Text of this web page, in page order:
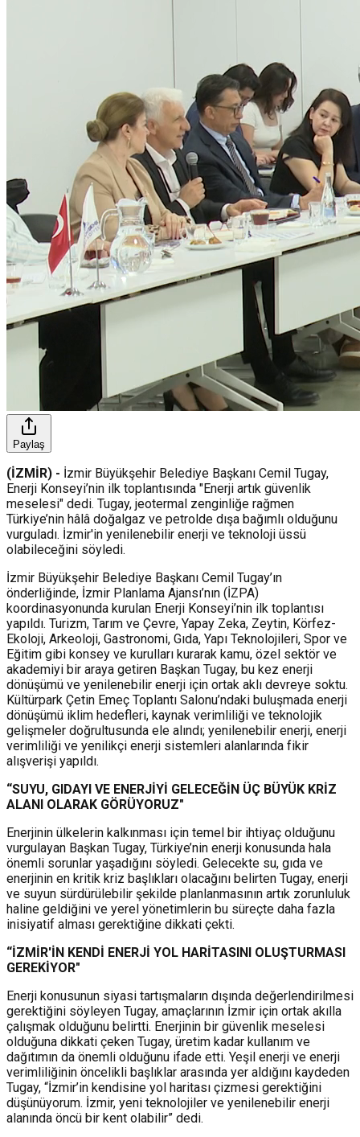
Paylaş
(İZMİR) - İzmir Büyükşehir Belediye Başkanı Cemil Tugay,
Enerji Konseyi’nin ilk toplantısında "Enerji artık güvenlik
meselesi" dedi. Tugay, jeotermal zenginliğe rağmen
Türkiye’nin hâlâ doğalgaz ve petrolde dışa bağımlı olduğunu
vurguladı. İzmir'in yenilenebilir enerji ve teknoloji üssü
olabileceğini söyledi.
İzmir Büyükşehir Belediye Başkanı Cemil Tugay’ın
önderliğinde, İzmir Planlama Ajansı’nın (İZPA)
koordinasyonunda kurulan Enerji Konseyi’nin ilk toplantısı
yapıldı. Turizm, Tarım ve Çevre, Yapay Zeka, Zeytin, Körfez-
Ekoloji, Arkeoloji, Gastronomi, Gıda, Yapı Teknolojileri, Spor ve
Eğitim gibi konsey ve kurulları kurarak kamu, özel sektör ve
akademiyi bir araya getiren Başkan Tugay, bu kez enerji
dönüşümü ve yenilenebilir enerji için ortak aklı devreye soktu.
Kültürpark Çetin Emeç Toplantı Salonu’ndaki buluşmada enerji
dönüşümü iklim hedefleri, kaynak verimliliği ve teknolojik
gelişmeler doğrultusunda ele alındı; yenilenebilir enerji, enerji
verimliliği ve yenilikçi enerji sistemleri alanlarında fikir
alışverişi yapıldı.
“SUYU, GIDAYI VE ENERJİYİ GELECEĞİN ÜÇ BÜYÜK KRİZ
ALANI OLARAK GÖRÜYORUZ"
Enerjinin ülkelerin kalkınması için temel bir ihtiyaç olduğunu
vurgulayan Başkan Tugay, Türkiye’nin enerji konusunda hala
önemli sorunlar yaşadığını söyledi. Gelecekte su, gıda ve
enerjinin en kritik kriz başlıkları olacağını belirten Tugay, enerji
ve suyun sürdürülebilir şekilde planlanmasının artık zorunluluk
haline geldiğini ve yerel yönetimlerin bu süreçte daha fazla
inisiyatif alması gerektiğine dikkati çekti.
“İZMİR'İN KENDİ ENERJİ YOL HARİTASINI OLUŞTURMASI
GEREKİYOR"
Enerji konusunun siyasi tartışmaların dışında değerlendirilmesi
gerektiğini söyleyen Tugay, amaçlarının İzmir için ortak akılla
çalışmak olduğunu belirtti. Enerjinin bir güvenlik meselesi
olduğuna dikkati çeken Tugay, üretim kadar kullanım ve
dağıtımın da önemli olduğunu ifade etti. Yeşil enerji ve enerji
verimliliğinin öncelikli başlıklar arasında yer aldığını kaydeden
Tugay, “İzmir’in kendisine yol haritası çizmesi gerektiğini
düşünüyorum. İzmir, yeni teknolojiler ve yenilenebilir enerji
alanında öncü bir kent olabilir” dedi.